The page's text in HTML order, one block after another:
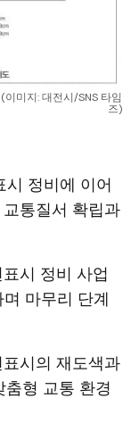
미지: 대전시/SNS 타임
즈)
시 정비에 이어
통질서 확립과
시 정비 사업
마무리 단계
시의 재도색과
형 교통 환경